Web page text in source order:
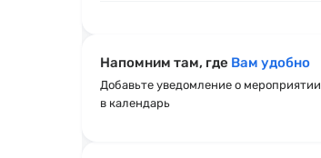
Напомним там, где Вам удобно
Добавьте уведомление о мероприятии
в календарь